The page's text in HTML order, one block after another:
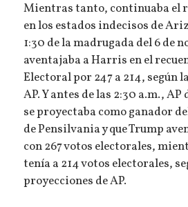
Mientras tanto, continuaba el
en los estados indecisos de
1:30 de la madrugada del 6 de
aventajaba a Harris en el
Electoral por 247 a 214, según
AP. Y antes de las 2:30 a.m.,
se proyectaba como ganador
de Pensilvania y que Trump
con 267 votos electorales,
tenía a 214 votos electorales,
proyecciones de AP.